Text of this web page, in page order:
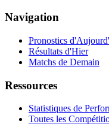
Navigation
Pronostics
Résultats d'Hier
Matchs de Demain
Ressources
Statistiques de
Toutes les